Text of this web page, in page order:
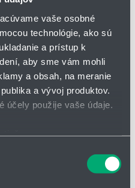
vaše osobné
technológie, ako sú
a prístup k
aby sme vám mohli
a obsah, na meranie
a vývoj produktov.
účely použije vaše údaje.
metrov
R
PVC-U, PVDF.
materiál!